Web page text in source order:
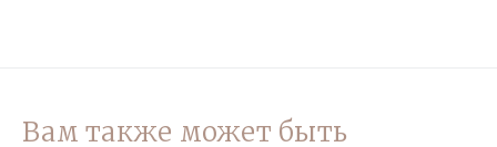
Вам также может быть